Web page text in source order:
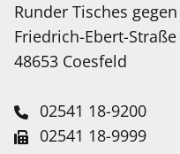
Service-Portal
Leichte Sprache
Wir stellen Inhalte
Hilfe Künstlicher
Runder Tisches
Friedrich-Ebert-Straße
48653 Coesfeld
02541 18-9200
02541 18-9999